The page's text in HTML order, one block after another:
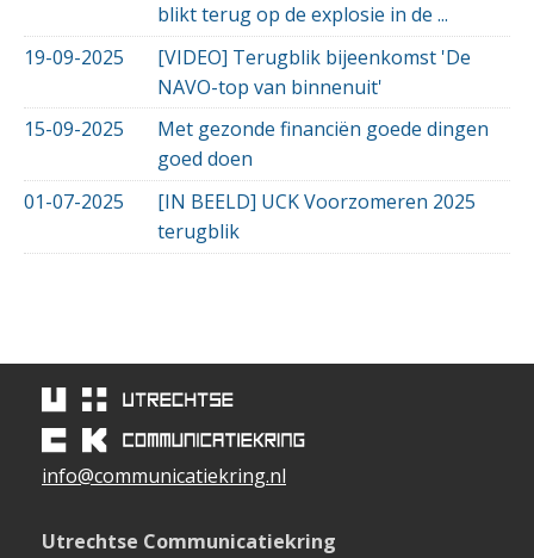
blikt terug op de explosie in de ...
19-09-2025
[VIDEO] Terugblik bijeenkomst 'De
NAVO-top van binnenuit'
15-09-2025
Met gezonde financiën goede dingen
goed doen
01-07-2025
[IN BEELD] UCK Voorzomeren 2025
terugblik
info@communicatiekring.nl
Utrechtse Communicatiekring